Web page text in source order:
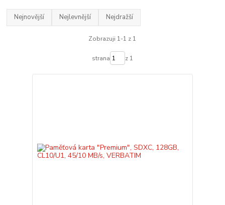
Nejnovější Nejlevnější Nejdražší
Zobrazuji 1-1 z 1
strana z 1